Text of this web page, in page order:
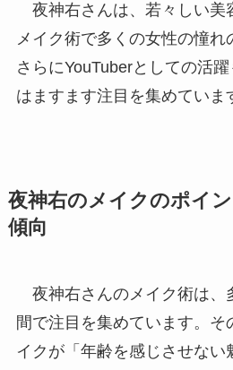
夜神右さんは、若々しい美
メイク術で多くの女性の憧れ
さらにYouTuberとしての活
はますます注目を集めていま
夜神右のメイクのポイ
傾向
夜神右さんのメイク術は、
間で注目を集めています。そ
イクが「年齢を感じさせない